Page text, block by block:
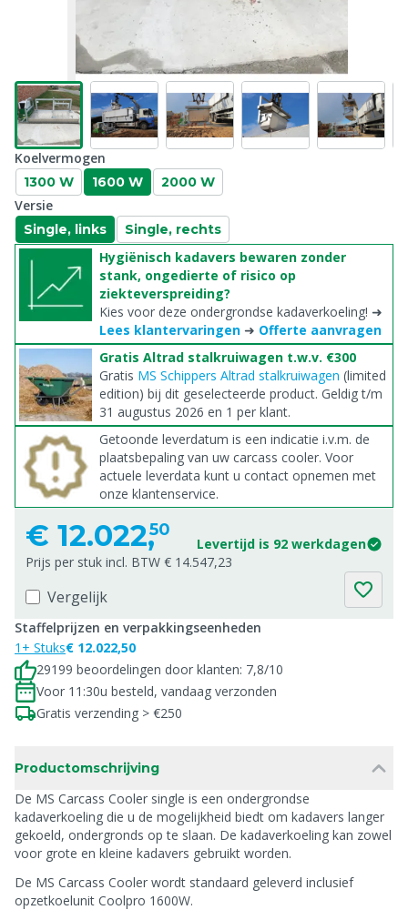
Koelvermogen
1300 W 1600 W 2000 W
Versie
Single, links Single, rechts
Hygiënisch kadavers bewaren zonder
stank, ongedierte of risico op
ziekteverspreiding?
Kies voor deze ondergrondse kadaverkoeling! ➜
Lees klantervaringen ➜ Offerte aanvragen
Gratis Altrad stalkruiwagen t.w.v. €300
Gratis MS Schippers Altrad stalkruiwagen (limited
edition) bij dit geselecteerde product. Geldig t/m
31 augustus 2026 en 1 per klant.
Getoonde leverdatum is een indicatie i.v.m. de
plaatsbepaling van uw carcass cooler. Voor
actuele leverdata kunt u contact opnemen met
onze klantenservice.
€ 12.022,50
Levertijd is 92 werkdagen
Prijs per stuk incl. BTW € 14.547,23
Vergelijk
Staffelprijzen en verpakkingseenheden
1+ Stuks€ 12.022,50
29199 beoordelingen door klanten: 7,8/10
Voor 11:30u besteld, vandaag verzonden
Gratis verzending > €250
Productomschrijving
De MS Carcass Cooler single is een ondergrondse
kadaverkoeling die u de mogelijkheid biedt om kadavers langer
gekoeld, ondergronds op te slaan. De kadaverkoeling kan zowel
voor grote en kleine kadavers gebruikt worden.
De MS Carcass Cooler wordt standaard geleverd inclusief
opzetkoelunit Coolpro 1600W.